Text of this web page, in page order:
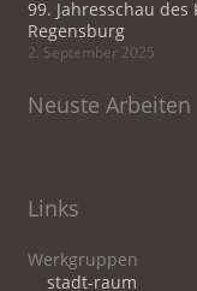
99. Jahresschau
Regensburg
2. September 2025
Neuste Arbeiten
Links
Werkgruppen
stadt-raum